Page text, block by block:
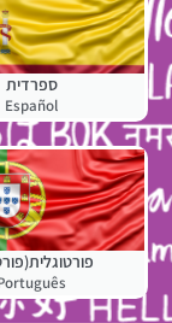
ספרדית
Español